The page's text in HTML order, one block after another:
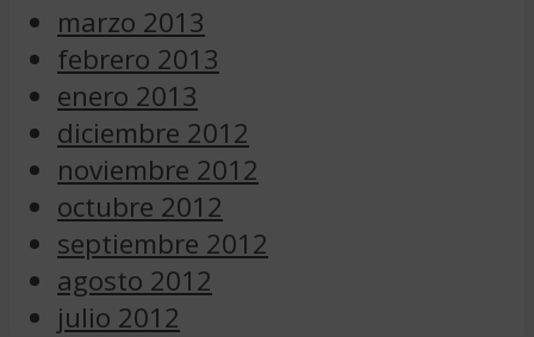
marzo 2013
febrero 2013
enero 2013
diciembre 2012
noviembre 2012
octubre 2012
septiembre 2012
agosto 2012
julio 2012